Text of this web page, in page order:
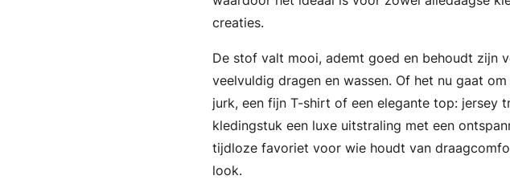
creaties.
De stof valt mooi, ademt goed en behoudt zijn
veelvuldig dragen en wassen. Of het nu gaat
jurk, een fijn T-shirt of een elegante top: jersey
kledingstuk een luxe uitstraling met een
tijdloze favoriet voor wie houdt van
look.